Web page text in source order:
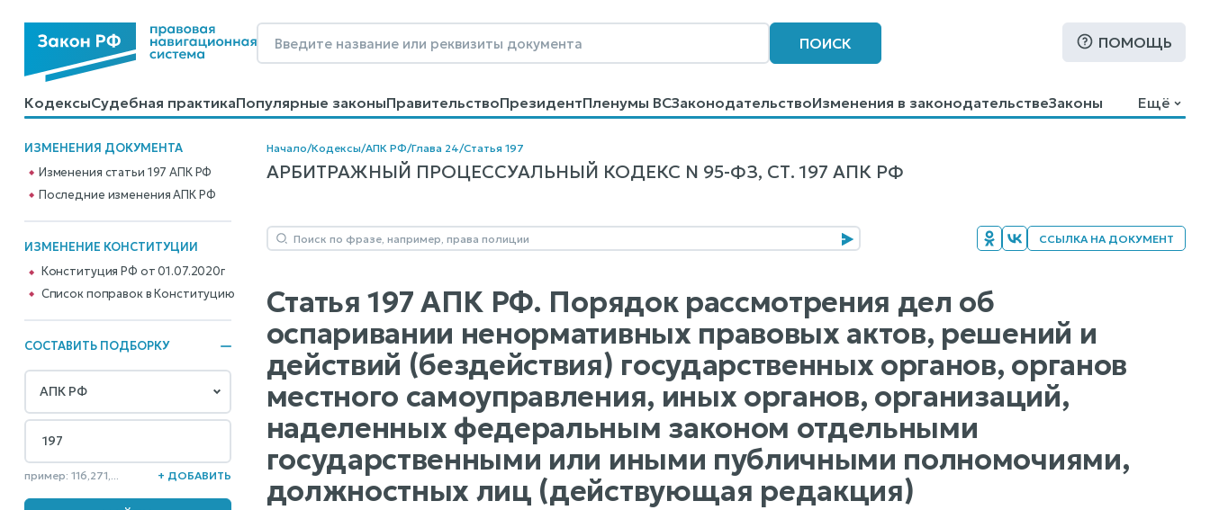
ПОИСК ПОМОЩЬ
КодексыСудебная практикаПопулярные законыПравительствоПрезидентПленумы ВСЗаконодательствоИзменения в законодательствеЗаконы
КалькуляторыСправочные материалыОбразцы договоровКонтактыПомощьПоиск
Ещё
ИЗМЕНЕНИЯ ДОКУМЕНТА
Изменения статьи 197 АПК РФ
Последние изменения АПК РФ
ИЗМЕНЕНИЕ КОНСТИТУЦИИ
Конституция РФ от 01.07.2020г
Cписок поправок в Конституцию
СОСТАВИТЬ ПОДБОРКУ
пример: 116,271,... + ДОБАВИТЬ
Начало/Кодексы/АПК РФ/Глава 24/Статья 197
АРБИТРАЖНЫЙ ПРОЦЕССУАЛЬНЫЙ КОДЕКС N 95-ФЗ, СТ. 197 АПК РФ
ССЫЛКА НА ДОКУМЕНТ
Статья 197 АПК РФ. Порядок рассмотрения дел об
оспаривании ненормативных правовых актов, решений и
действий (бездействия) государственных органов, органов
местного самоуправления, иных органов, организаций,
наделенных федеральным законом отдельными
государственными или иными публичными полномочиями,
должностных лиц (действующая редакция)